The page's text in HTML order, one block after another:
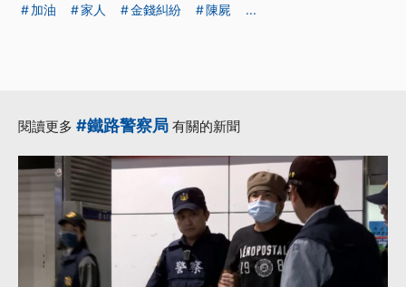
加油
家人 金錢糾紛 陳屍 ...
閱讀更多 #鐵路警察局 有關的新聞